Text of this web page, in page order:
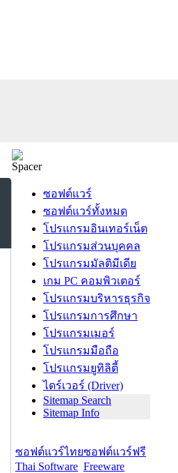
ซอฟต์แวร์
ซอฟต์แวร์ทั้งหมด
โปรแกรมอินเทอร์เน็ต
โปรแกรมส่วนบุคคล
โปรแกรมมัลติมีเดีย
เกม PC คอมพิวเตอร์
โปรแกรมบริหารธุรกิจ
โปรแกรมการศึกษา
โปรแกรมเมอร์
โปรแกรมมือถือ
โปรแกรมยูทิลิตี้
ไดร์เวอร์ (Driver)
Sitemap Search
Sitemap Info
ซอฟต์แวร์ไทย
Thai Software
ซอฟต์แวร์ฟรี
Freeware